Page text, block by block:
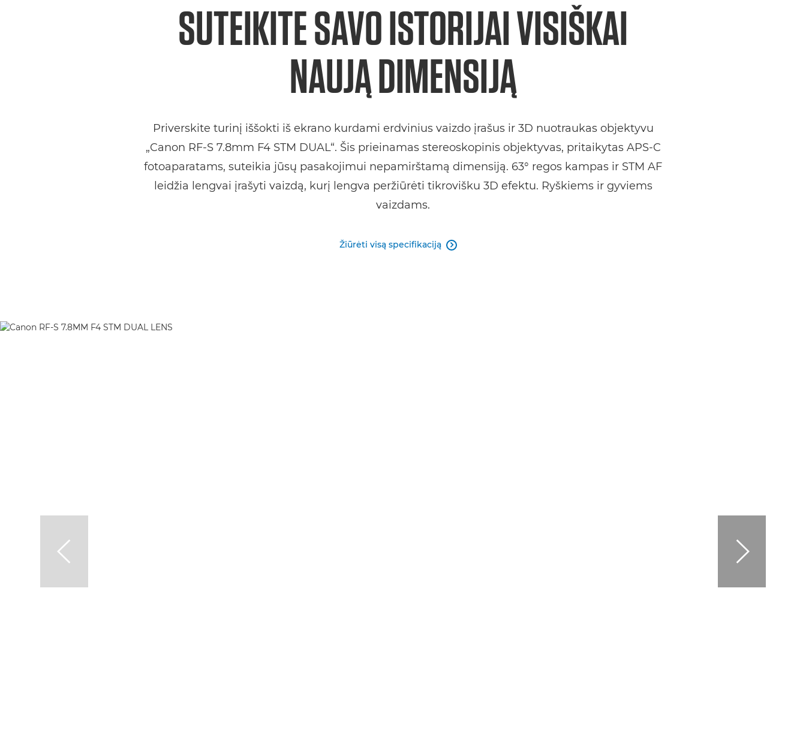
SUTEIKITE SAVO ISTORIJAI VISIŠKAI
NAUJĄ DIMENSIJĄ
Priverskite turinį iššokti iš ekrano kurdami erdvinius vaizdo įrašus ir 3D nuotraukas objektyvu
„Canon RF-S 7.8mm F4 STM DUAL“. Šis prieinamas stereoskopinis objektyvas, pritaikytas APS-C
fotoaparatams, suteikia jūsų pasakojimui nepamirštamą dimensiją. 63° regos kampas ir STM AF
leidžia lengvai įrašyti vaizdą, kurį lengva peržiūrėti tikrovišku 3D efektu. Ryškiems ir gyviems
vaizdams.
Žiūrėti visą specifikaciją 